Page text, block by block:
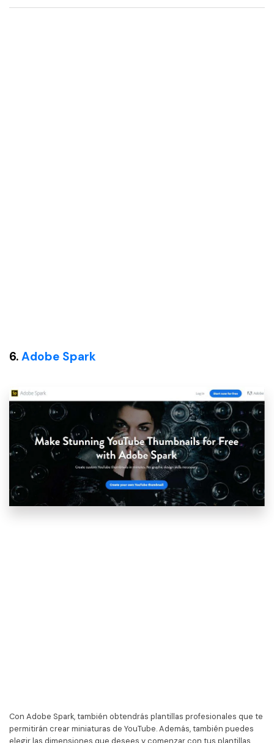
6. Adobe Spark
Con Adobe Spark, también obtendrás plantillas profesionales que te
permitirán crear miniaturas de YouTube. Además, también puedes